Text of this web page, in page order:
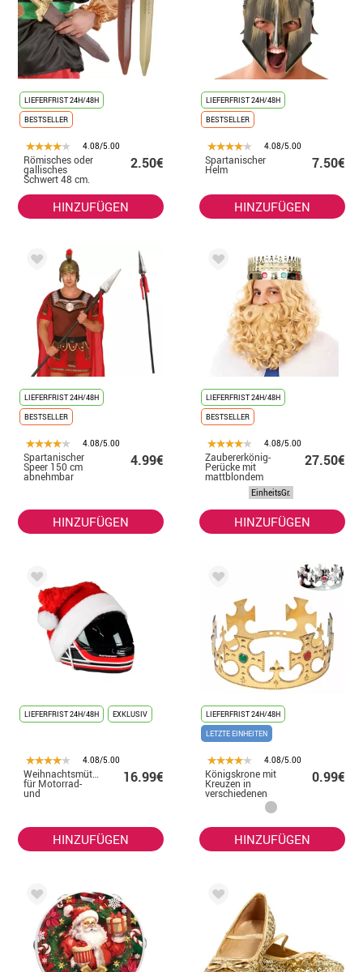
LIEFERFRIST 24H/48H
BESTSELLER
4.08/5.00
Römisches oder
gallisches
Schwert 48 cm.
2.50€
HINZUFÜGEN
LIEFERFRIST 24H/48H
BESTSELLER
4.08/5.00
Spartanischer
Helm 7.50€
HINZUFÜGEN
LIEFERFRIST 24H/48H
BESTSELLER
4.08/5.00
Spartanischer
Speer 150 cm
abnehmbar
4.99€
HINZUFÜGEN
LIEFERFRIST 24H/48H
BESTSELLER
4.08/5.00
Zaubererkönig-
Perücke mit
mattblondem
27.50€
EinheitsGr.
HINZUFÜGEN
LIEFERFRIST 24H/48H EXKLUSIV
4.08/5.00
Weihnachtsmütze
für Motorrad-
und
16.99€
HINZUFÜGEN
LIEFERFRIST 24H/48H
LETZTE EINHEITEN
4.08/5.00
Königskrone mit
Kreuzen in
verschiedenen
0.99€
HINZUFÜGEN